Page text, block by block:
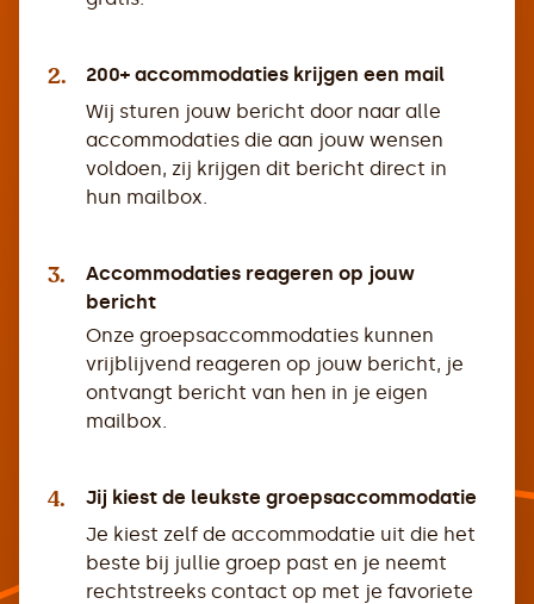
2.
200+ accommodaties krijgen een mail
Wij sturen jouw bericht door naar alle
accommodaties die aan jouw wensen
voldoen, zij krijgen dit bericht direct in
hun mailbox.
3.
Accommodaties reageren op jouw
bericht
Onze groepsaccommodaties kunnen
vrijblijvend reageren op jouw bericht, je
ontvangt bericht van hen in je eigen
mailbox.
4.
Jij kiest de leukste groepsaccommodatie
Je kiest zelf de accommodatie uit die het
beste bij jullie groep past en je neemt
rechtstreeks contact op met je favoriete